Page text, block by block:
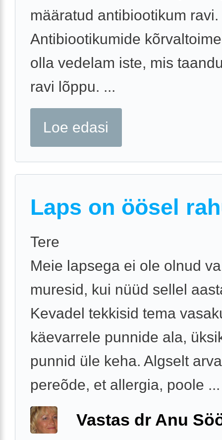
määratud antibiootikum ravi.
Antibiootikumide
olla vedelam iste, mis
ravi lõppu. ...
Loe edasi
Laps on öösel
Tere
Meie lapsega ei ole olnud
muresid, kui nüüd sellel
Kevadel tekkisid tema
käevarrele punnide ala,
punnid üle keha. Algselt
pereõde, et allergia, poole ...
Vastas dr Anu